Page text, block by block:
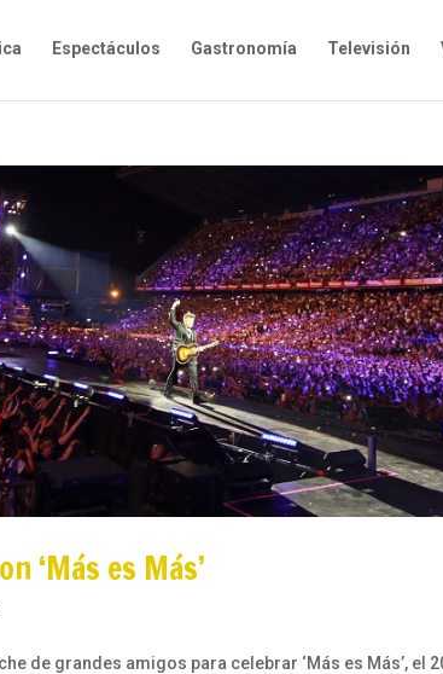
Espectáculos Gastronomía Televisión
‘Más es Más’
de grandes amigos para celebrar ‘Más es Más’, el